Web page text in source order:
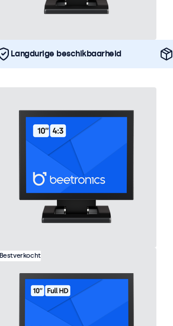
Langdurige beschikbaarheid
Bestverkocht